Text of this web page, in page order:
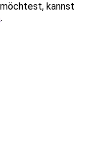
kannst
.